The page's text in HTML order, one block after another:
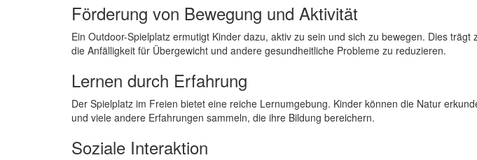
Förderung von Bewegung und Aktivität
Ein Outdoor-Spielplatz ermutigt Kinder dazu, aktiv zu sein und sich zu bewegen. Dies
die Anfälligkeit für Übergewicht und andere gesundheitliche Probleme zu reduzieren.
Lernen durch Erfahrung
Der Spielplatz im Freien bietet eine reiche Lernumgebung. Kinder können die Natur
und viele andere Erfahrungen sammeln, die ihre Bildung bereichern.
Soziale Interaktion